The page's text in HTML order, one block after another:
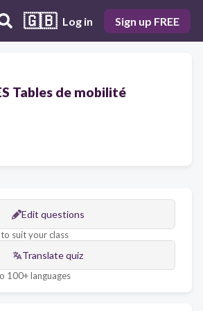
🇬🇧 Log in Sign up FREE
Tables de mobilité
Edit questions
suit your class
Translate quiz
100+ languages